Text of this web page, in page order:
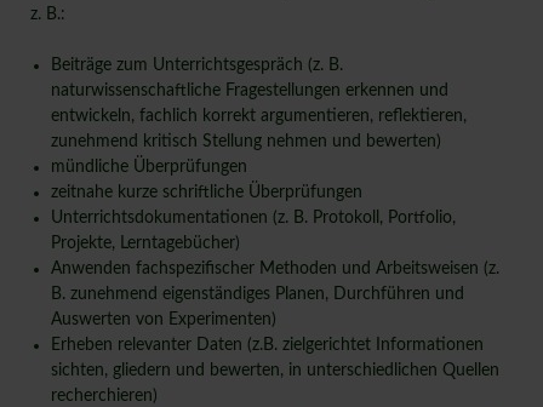
z. B.:
Beiträge zum Unterrichtsgespräch (z. B.
naturwissenschaftliche Fragestellungen erkennen und
entwickeln, fachlich korrekt argumentieren, reflektieren,
zunehmend kritisch Stellung nehmen und bewerten)
mündliche Überprüfungen
zeitnahe kurze schriftliche Überprüfungen
Unterrichtsdokumentationen (z. B. Protokoll, Portfolio,
Projekte, Lerntagebücher)
Anwenden fachspezifischer Methoden und Arbeitsweisen (z.
B. zunehmend eigenständiges Planen, Durchführen und
Auswerten von Experimenten)
Erheben relevanter Daten (z.B. zielgerichtet Informationen
sichten, gliedern und bewerten, in unterschiedlichen Quellen
recherchieren)